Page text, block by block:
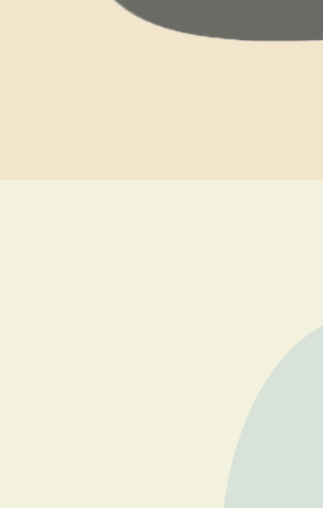
दुनिया की सबसे गलत समझी गई आध्यात्मिक परंपरा —